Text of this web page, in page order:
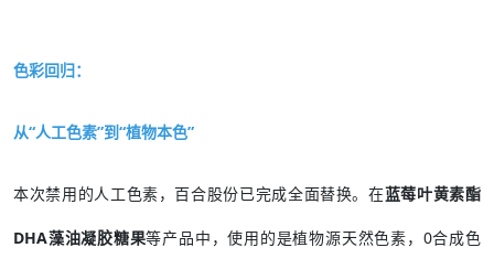
色彩回归：
从“人工色素”到“植物本色”
本次禁用的人工色素，百合股份已完成全面替换。在蓝莓叶黄素酯
DHA藻油凝胶糖果等产品中，使用的是植物源天然色素，0合成色